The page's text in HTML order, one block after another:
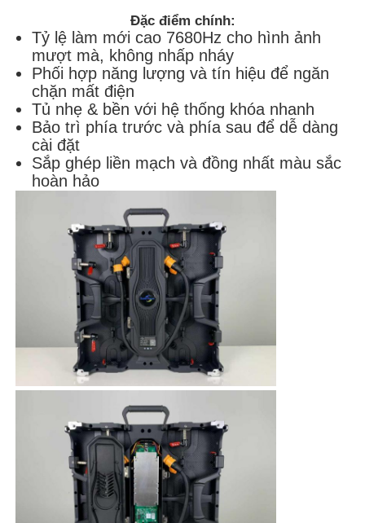
Đặc điểm chính:
Tỷ lệ làm mới cao 7680Hz cho hình ảnh
mượt mà, không nhấp nháy
Phối hợp năng lượng và tín hiệu để ngăn
chặn mất điện
Tủ nhẹ & bền với hệ thống khóa nhanh
Bảo trì phía trước và phía sau để dễ dàng
cài đặt
Sắp ghép liền mạch và đồng nhất màu sắc
hoàn hảo